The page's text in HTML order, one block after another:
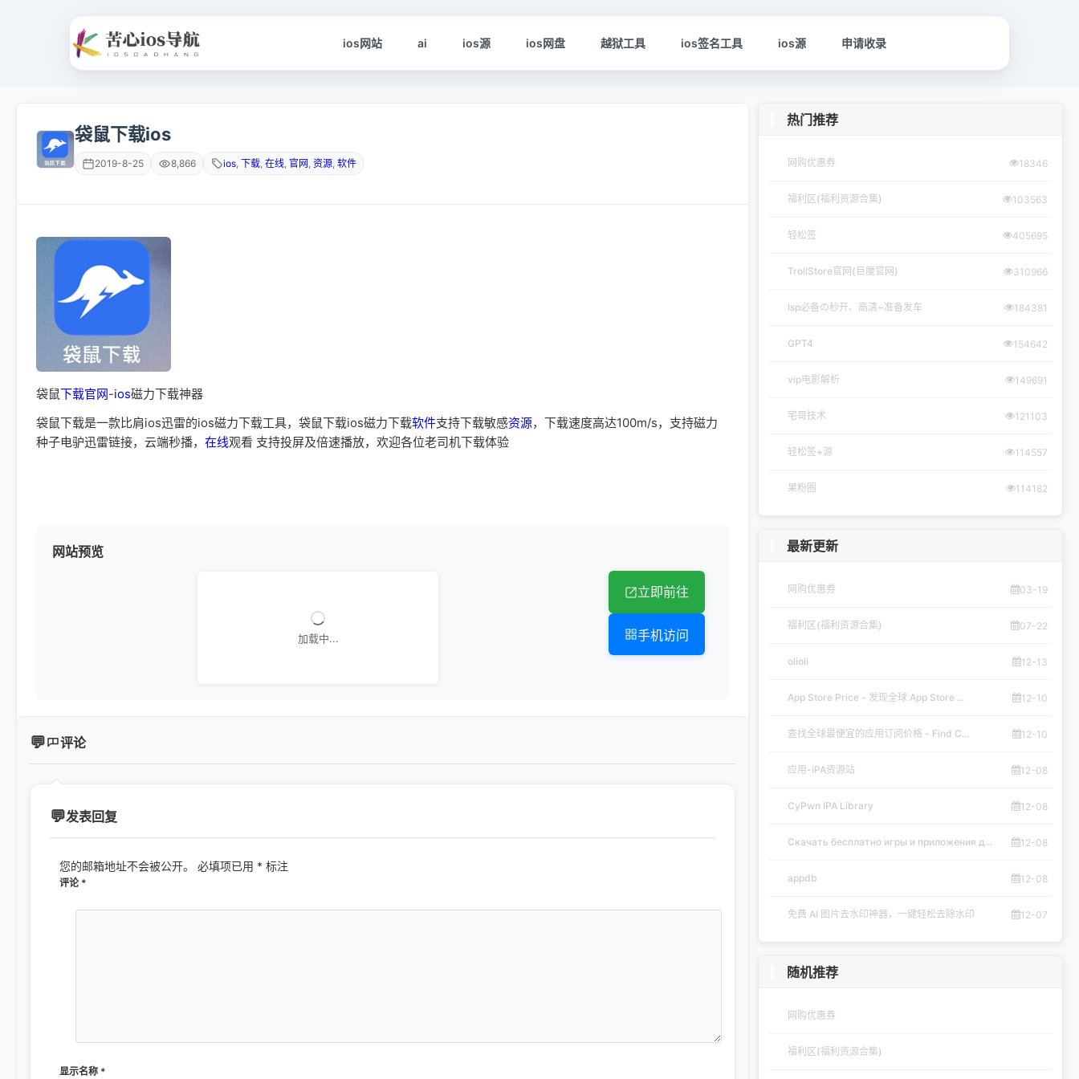
ios网站 ai ios源 ios网盘 越狱工具 ios签名工具 ios源 申请收录
袋鼠下载ios
2019-8-25 8,866 ios, 下载, 在线, 官网 , 资源, 软件
袋鼠下载官网-ios磁力下载神器
袋鼠下载是一款比肩ios迅雷的ios磁力下载工具，袋鼠下载ios磁力下载软件支持下载敏感资源，下载速度高达100m/s，支持磁力
种子电驴迅雷链接，云端秒播， 在线观看 支持投屏及倍速播放，欢迎各位老司机下载体验
网站预览
加载中...
立即前往
手机访问
评论
发表回复
您的邮箱地址不会被公开。 必填项已用 * 标注
评论 *
显示名称 *
热门推荐
网购优惠券 18346
福利区(福利资源合集) 103563
轻松签 405695
TrollStore官网(巨魔官网) 310966
lsp必备の秒开、高清~准备发车 184381
GPT4 154642
vip电影解析 149691
宅哥技术 121103
轻松签+源 114557
果粉圈 114182
最新更新
网购优惠券 03-19
福利区(福利资源合集) 07-22
olioli 12-13
App Store Price - 发现全球 App Store ... 12-10
查找全球最便宜的应用订阅价格 - Find C... 12-10
应用-iPA资源站 12-08
CyPwn IPA Library 12-08
Скачать бесплатно игры и приложения д... 12-08
appdb 12-08
免费 AI 图片去水印神器，一键轻松去除水印 12-07
随机推荐
网购优惠券
福利区(福利资源合集)